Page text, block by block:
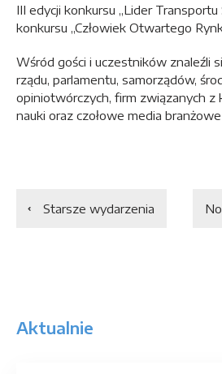
III edycji konkursu „Lider
konkursu „Człowiek Otwartego
Wśród gości i uczestników znaleźli
rządu, parlamentu, samorządów,
opiniotwórczych, firm związanych z
nauki oraz czołowe media
Starsze wydarzenia
Aktualnie